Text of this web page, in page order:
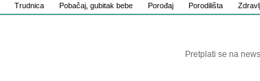
Trudnica Pobačaj, gubitak bebe Porođaj Porodilišta
Pretplati se na